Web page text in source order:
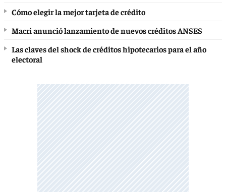
Cómo elegir la mejor tarjeta de crédito
Macri anunció lanzamiento de nuevos créditos ANSES
Las claves del shock de créditos hipotecarios para el año
electoral